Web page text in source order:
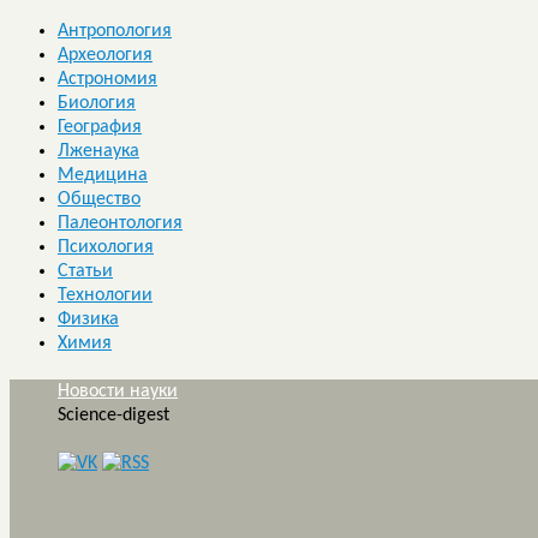
Антропология
Археология
Астрономия
Биология
География
Лженаука
Медицина
Общество
Палеонтология
Психология
Статьи
Технологии
Физика
Химия
Новости науки
Science-digest